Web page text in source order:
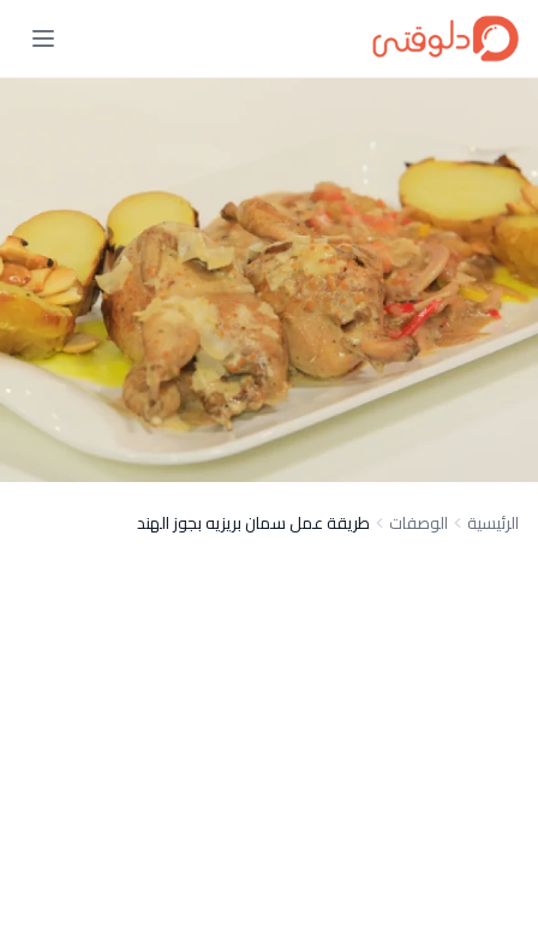
الرئيسية الوصفات طريقة عمل سمان بريزيه بجوز الهند